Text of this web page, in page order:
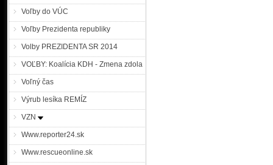
Voľby do VÚC
Voľby Prezidenta republiky
Volby PREZIDENTA SR 2014
VOĽBY: Koalícia KDH - Zmena zdola
Voľný čas
Výrub lesíka REMÍZ
VZN
Www.reporter24.sk
Www.rescueonline.sk